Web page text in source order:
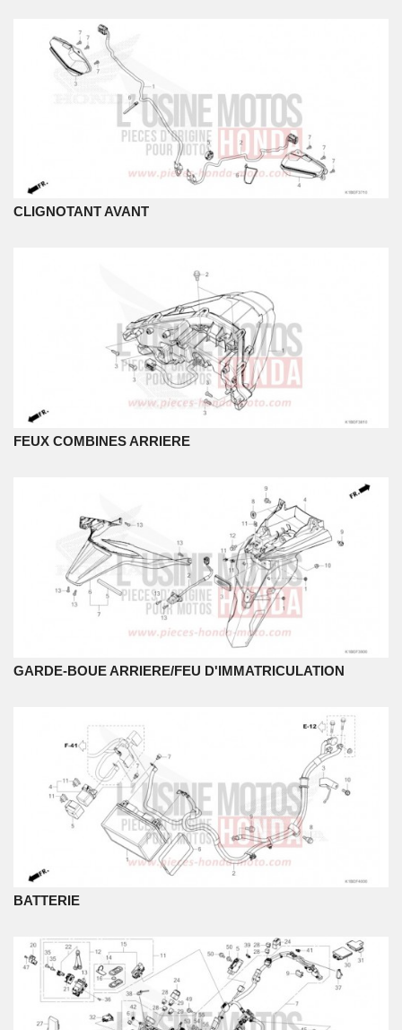
CLIGNOTANT AVANT
FEUX COMBINES ARRIERE
GARDE-BOUE ARRIERE/FEU D'IMMATRICULATION
BATTERIE